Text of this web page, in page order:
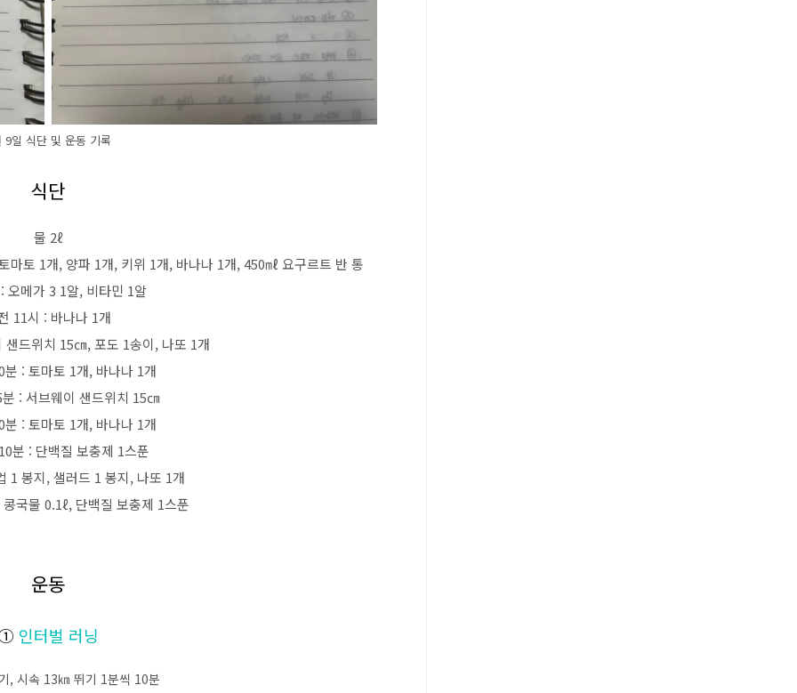
9일 식단 및 운동 기록
식단
물 2ℓ
마토 1개, 양파 1개, 키위 1개, 바나나 1개, 450㎖ 요구르트 반 통
오메가 3 1알, 비타민 1알
11시 : 바나나 1개
샌드위치 15㎝, 포도 1송이, 나또 1개
분 : 토마토 1개, 바나나 1개
: 서브웨이 샌드위치 15㎝
분 : 토마토 1개, 바나나 1개
분 : 단백질 보충제 1스푼
1 봉지, 샐러드 1 봉지, 나또 1개
국물 0.1ℓ, 단백질 보충제 1스푼
운동
인터벌 러닝
, 시속 13㎞ 뛰기 1분씩 10분